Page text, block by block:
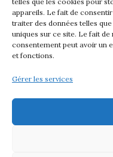
appareils. Le fait de
traiter des données telles
uniques sur ce site. Le fait
consentement peut avoir un
et fonctions.
Gérer les services
Mentions